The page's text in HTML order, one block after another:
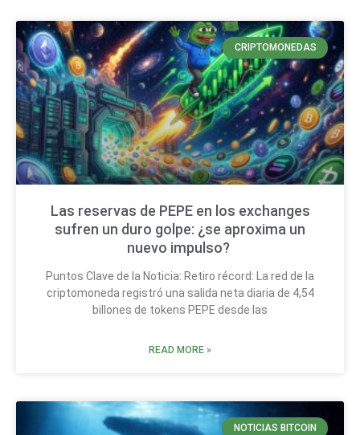
CRIPTOMONEDAS
Las reservas de PEPE en los exchanges
sufren un duro golpe: ¿se aproxima un
nuevo impulso?
Puntos Clave de la Noticia: Retiro récord: La red de la
criptomoneda registró una salida neta diaria de 4,54
billones de tokens PEPE desde las
READ MORE »
NOTICIAS BITCOIN